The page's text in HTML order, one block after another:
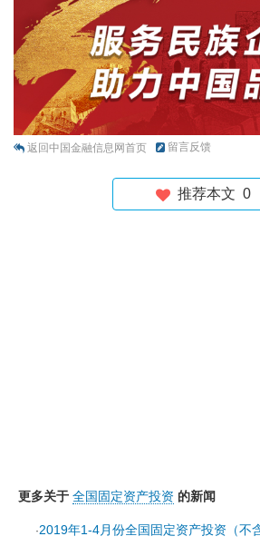
返回中国金融信息网首页 留言反馈
推荐本文 0
更多关于 全国固定资产投资 的新闻
·2019年1-4月份全国固定资产投资（不